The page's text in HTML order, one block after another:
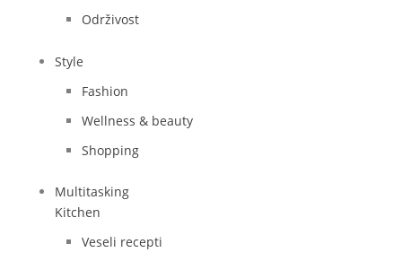
Održivost
Style
Fashion
Wellness & beauty
Shopping
Multitasking
Kitchen
Veseli recepti